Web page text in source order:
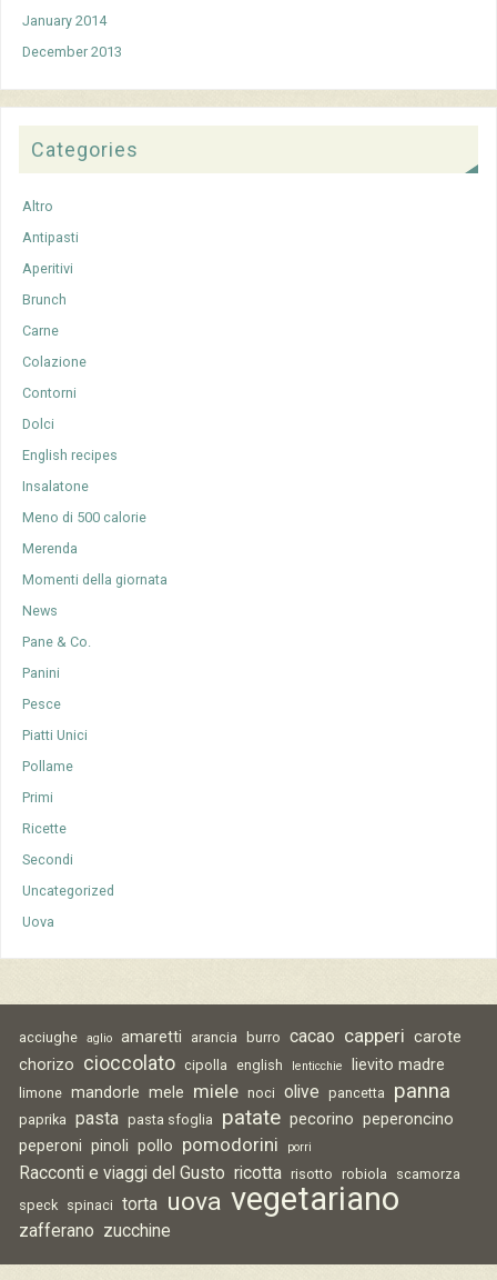
January 2014
December 2013
Categories
Altro
Antipasti
Aperitivi
Brunch
Carne
Colazione
Contorni
Dolci
English recipes
Insalatone
Meno di 500 calorie
Merenda
Momenti della giornata
News
Pane & Co.
Panini
Pesce
Piatti Unici
Pollame
Primi
Ricette
Secondi
Uncategorized
Uova
acciughe aglio amaretti arancia burro cacao capperi carote
chorizo
cioccolato cipolla english lenticchie lievito madre
limone mandorle mele miele noci olive pancetta panna
paprika pasta pasta sfoglia patate pecorino peperoncino
peperoni pinoli pollo pomodorini porri
Racconti e viaggi del Gusto ricotta risotto robiola
scamorza
speck spinaci torta uova vegetariano
zafferano zucchine